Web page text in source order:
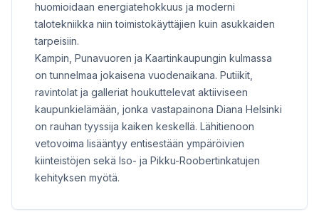
huomioidaan energiatehokkuus ja moderni
talotekniikka niin toimistokäyttäjien kuin asukkaiden
tarpeisiin.
Kampin, Punavuoren ja Kaartinkaupungin kulmassa
on tunnelmaa jokaisena vuodenaikana. Putiikit,
ravintolat ja galleriat houkuttelevat aktiiviseen
kaupunkielämään, jonka vastapainona Diana Helsinki
on rauhan tyyssija kaiken keskellä. Lähitienoon
vetovoima lisääntyy entisestään ympäröivien
kiinteistöjen sekä Iso- ja Pikku-Roobertinkatujen
kehityksen myötä.